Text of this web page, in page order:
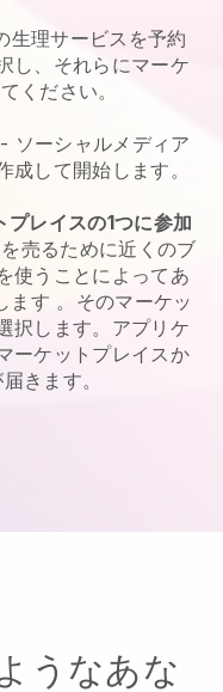
生理サービスを予約
し、それらにマーケ
ください。
- ソーシャルメディア
して開始します。
レイスの1つに参加
売るために近くのブ
使うことによってあ
ます 。そのマーケッ
択します。アプリケ
ーケットプレイスか
きます。
うなあな